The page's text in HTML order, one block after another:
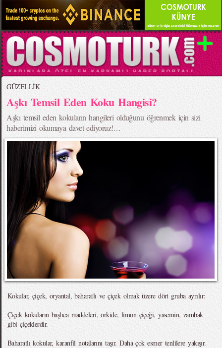
GÜZELLİK
Aşkı Temsil Eden Koku Hangisi?
Aşkı temsil eden kokuların hangileri olduğunu öğrenmek için sizi
haberimizi okumaya davet ediyoruz!…
Kokular, çiçek, oryantal, baharatlı ve çiçek olmak üzere dört gruba ayrılır:
Çiçek kokuların başlıca maddeleri, orkide, limon çiçeği, yasemin, zambak
gibi çiçeklerdir.
Baharatlı kokular, karanfil notalarını taşır. Daha çok esmer tenlilere yakışır.